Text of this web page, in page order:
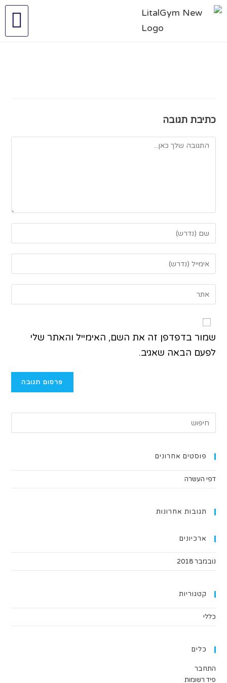
כתיבת תגובה
שמור בדפדפן זה את השם, האימייל והאתר שלי
לפעם הבאה שאגיב.
פוסטים אחרונים
דפי העשרה
תגובות אחרונות
ארכיונים
נובמבר 2018
קטגוריות
כללי
כלים
התחבר
פיד רשומות